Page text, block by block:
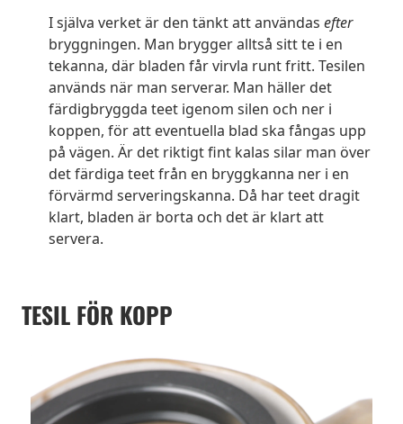
I själva verket är den tänkt att användas efter
bryggningen. Man brygger alltså sitt te i en
tekanna, där bladen får virvla runt fritt. Tesilen
används när man serverar. Man häller det
färdigbryggda teet igenom silen och ner i
koppen, för att eventuella blad ska fångas upp
på vägen. Är det riktigt fint kalas silar man över
det färdiga teet från en bryggkanna ner i en
förvärmd serveringskanna. Då har teet dragit
klart, bladen är borta och det är klart att
servera.
TESIL FÖR KOPP